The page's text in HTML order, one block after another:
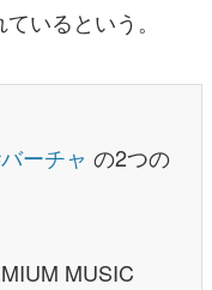
いるという。
ーチャ の2つの
MUSIC